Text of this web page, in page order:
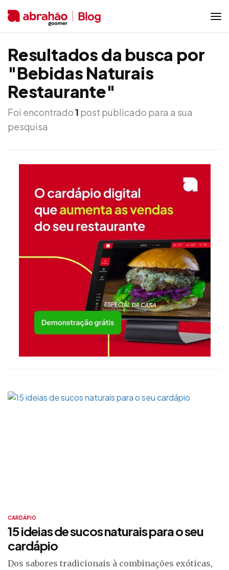
Resultados da busca por
"Bebidas Naturais
Restaurante"
Foi encontrado1 post publicado para a sua
pesquisa
CARDÁPIO
15 ideias de sucos naturais para o seu
cardápio
Dos sabores tradicionais à combinações exóticas,